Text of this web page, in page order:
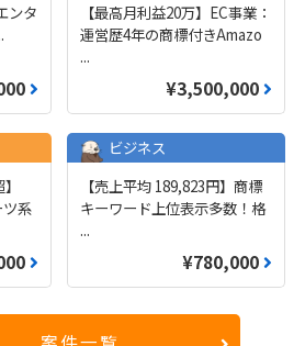
ンタ
【最高月利益20万】EC事業：
運営歴4年の商標付きAmazo
...
¥3,500,000
ツ系
ビジネス
【売上平均 189,823円】商標
キーワード上位表示多数！格
...
¥780,000